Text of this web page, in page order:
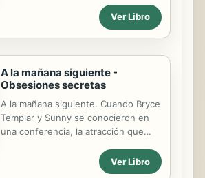
después del 11 de septiembre,
descubre que la tierra de sus
Danny Faraday, está dividida entre
su atracción hacia él y el chantaje
emocional de su tío Thady,
domiciliado en Irlanda y que nunca le
permite olvidar que salvó la vida de
Ver Libro
A la mañana siguiente -
Obsesiones secretas
A la mañana siguiente. Cuando Bryce
Templar y Sunny se conocieron en
una conferencia, la atracción que
Se olvidaron de los negocios y se
entregaron a la pasión... Sunny se
Ver Libro